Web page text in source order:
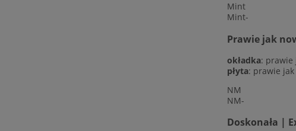
Mint
Mint-
Prawie jak
okładka: prawie
płyta: prawie jak
NM
NM-
Doskonała |